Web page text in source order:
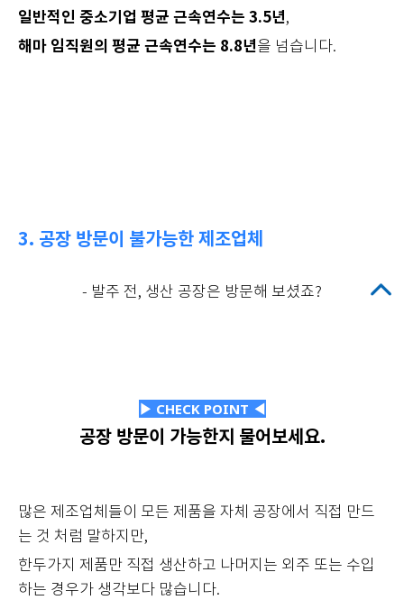
일반적인 중소기업 평균 근속연수는 3.5년,
해마 임직원의 평균 근속연수는 8.8년을 넘습니다.
3. 공장 방문이 불가능한 제조업체
- 발주 전, 생산 공장은 방문해 보셨죠?
▶ CHECK POINT ◀
공장 방문이 가능한지 물어보세요.
많은 제조업체들이 모든 제품을 자체 공장에서 직접 만드
는 것 처럼 말하지만,
한두가지 제품만 직접 생산하고 나머지는 외주 또는 수입
하는 경우가 생각보다 많습니다.